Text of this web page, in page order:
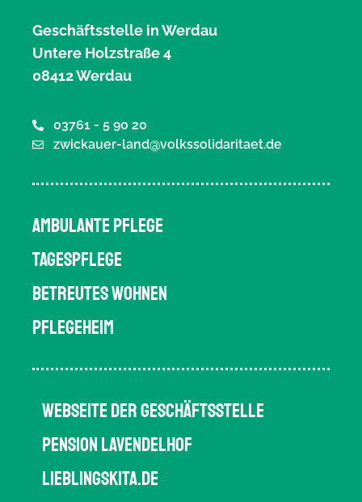
Geschäftsstelle in Werdau
Untere Holzstraße 4
08412 Werdau
03761 - 5 90 20
zwickauer-land@volkssolidaritaet.de
AMBULANTE PFLEGE
TAGESPFLEGE
BETREUTES WOHNEN
PFLEGEHEIM
WEBSEITE DER GESCHÄFTSSTELLE
PENSION LAVENDELHOF
LIEBLINGSKITA.DE